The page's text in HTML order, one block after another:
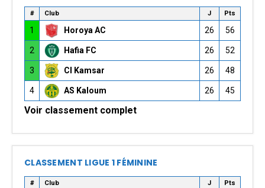
# Club J Pts
1 Horoya AC 26 56
2 Hafia FC 26 52
3 CI Kamsar 26 48
4 AS Kaloum 26 45
Voir classement complet
CLASSEMENT LIGUE 1 FÉMININE
# Club J Pts